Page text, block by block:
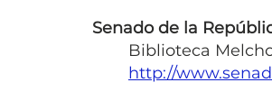
Senado de la
Biblioteca
http://